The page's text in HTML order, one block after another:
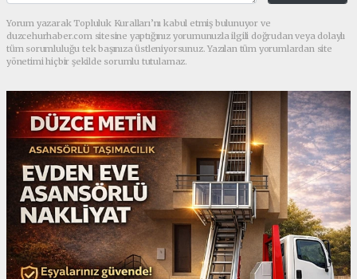
Yorum yazarak Topluluk Kuralları’nı kabul etmiş bulunuyor ve
duzcehurhaber.com sitesine yaptığınız yorumunuzla ilgili doğrudan veya dolaylı
tüm sorumluluğu tek başınıza üstleniyorsunuz. Yazılan tüm yorumlardan site
yönetimi hiçbir şekilde sorumlu tutulamaz.